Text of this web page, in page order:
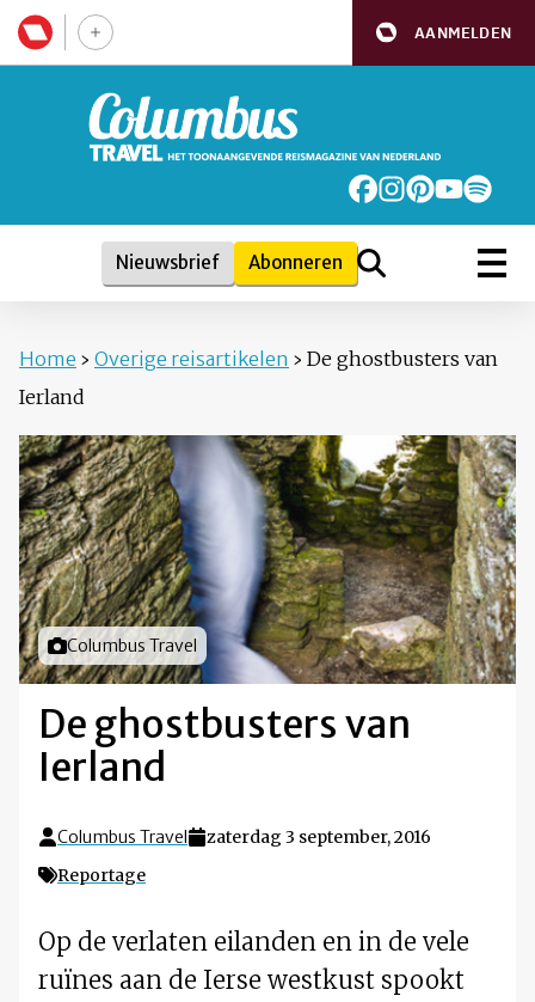
AANMELDEN
Nieuwsbrief Abonneren
Home › Overige reisartikelen › De ghostbusters van
Ierland
Foto door
Columbus Travel
De ghostbusters van
Ierland
Columbus Travel
zaterdag 3 september, 2016
Reportage
Op de verlaten eilanden en in de vele
ruïnes aan de Ierse westkust spookt